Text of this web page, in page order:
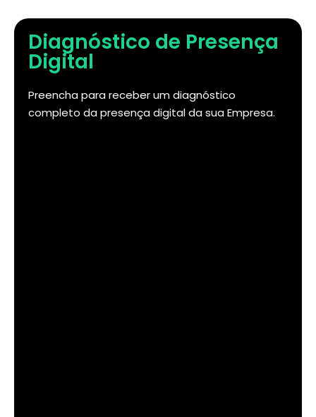
Diagnóstico de Presença
Digital
Preencha para receber um diagnóstico
completo da presença digital da sua Empresa.